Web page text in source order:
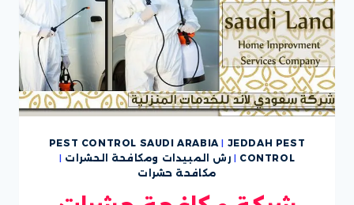
PEST CONTROL SAUDI ARABIA | JEDDAH PEST
CONTROL
| رش المبيدات ومكافحة الحشرات |
مكافحة حشرات